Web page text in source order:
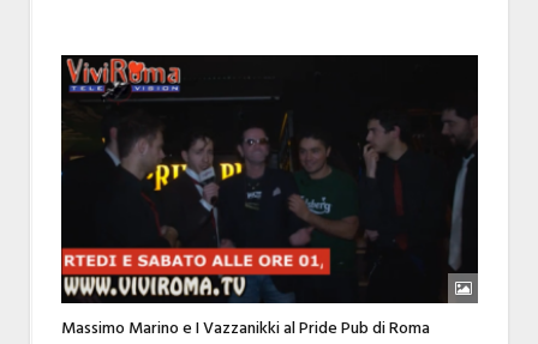
Massimo Marino e I Vazzanikki al Pride Pub di Roma